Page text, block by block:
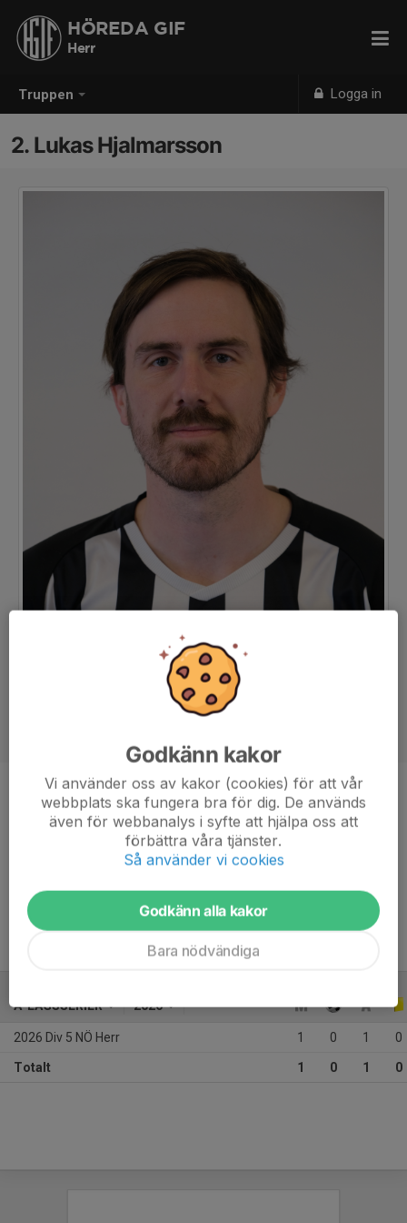
Truppen Logga in
HÖREDA GIF
Herr
2. Lukas Hjalmarsson
Position
Mittfältare
34 år
Moderklubb: Höreda GIF
A-LAGSSERIER 2026
2026 Div 5 NÖ Herr 1 0 1 0
Totalt 1 0 1 0
Godkänn kakor
Vi använder oss av kakor (cookies) för att vår
webbplats ska fungera bra för dig. De används
även för webbanalys i syfte att hjälpa oss att
förbättra våra tjänster.
Så använder vi cookies
Godkänn alla kakor
Bara nödvändiga